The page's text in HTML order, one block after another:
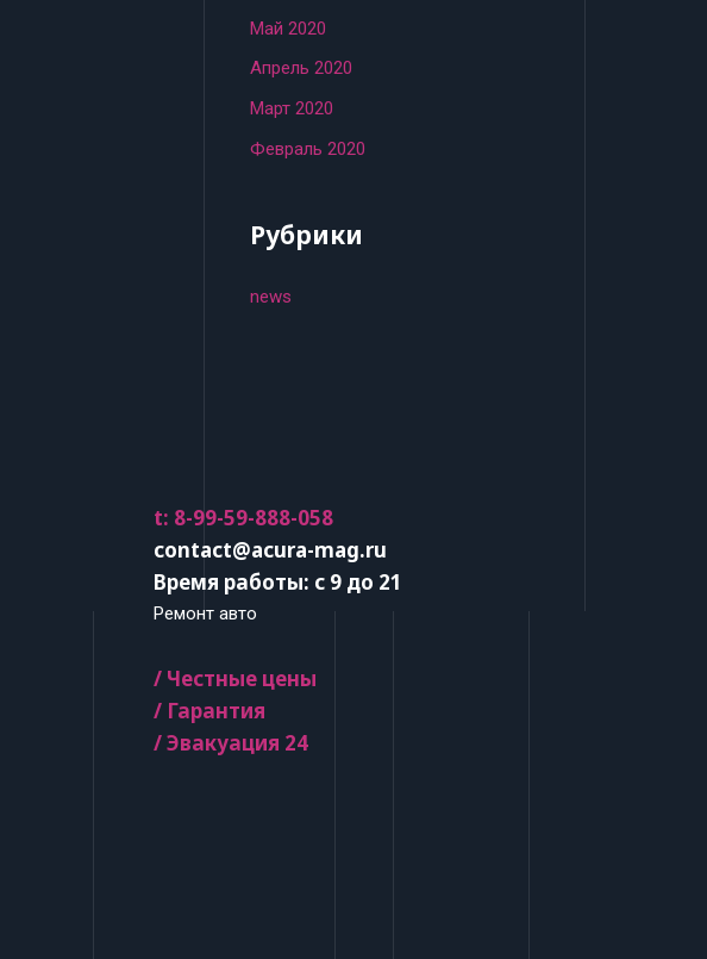
Май 2020
Апрель 2020
Март 2020
Февраль 2020
Рубрики
news
t: 8-99-59-888-058
contact@acura-mag.ru
Время работы: с 9 до 21
Ремонт авто
/ Честные цены
/ Гарантия
/ Эвакуация 24